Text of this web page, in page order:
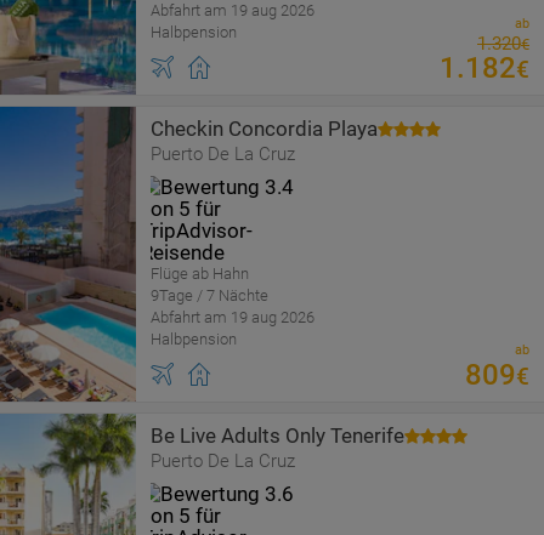
Abfahrt am 19 aug 2026
Halbpension
ab
1.320€
1 .182€
Checkin Concordia Playa
Puerto De La Cruz
Flüge ab Hahn
9Tage / 7 Nächte
Abfahrt am 19 aug 2026
Halbpension
ab
809€
Be Live Adults Only Tenerife
Puerto De La Cruz